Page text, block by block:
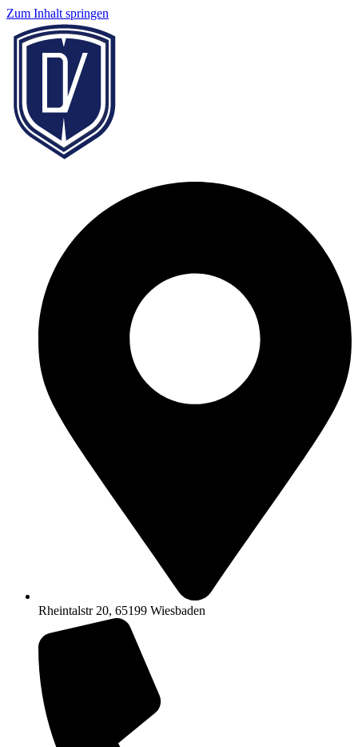
Zum Inhalt springen
Rheintalstr 20, 65199 Wiesbaden